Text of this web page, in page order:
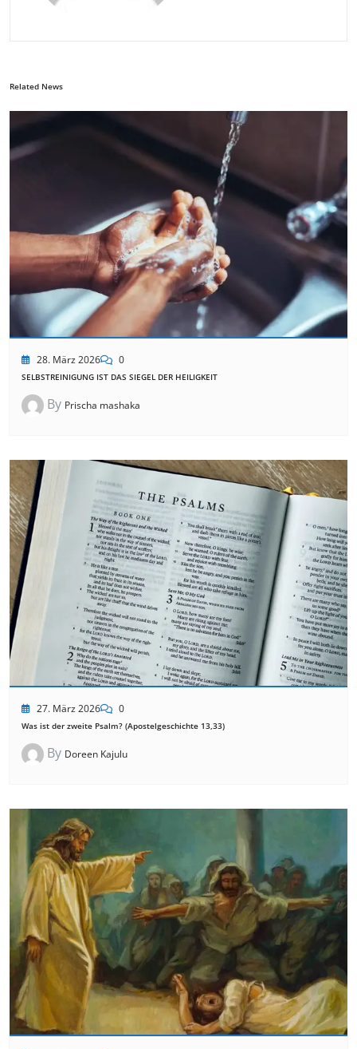
Related News
28. März 2026 0
SELBSTREINIGUNG IST DAS SIEGEL DER HEILIGKEIT
By Prischa mashaka
27. März 2026 0
Was ist der zweite Psalm? (Apostelgeschichte 13,33)
By Doreen Kajulu